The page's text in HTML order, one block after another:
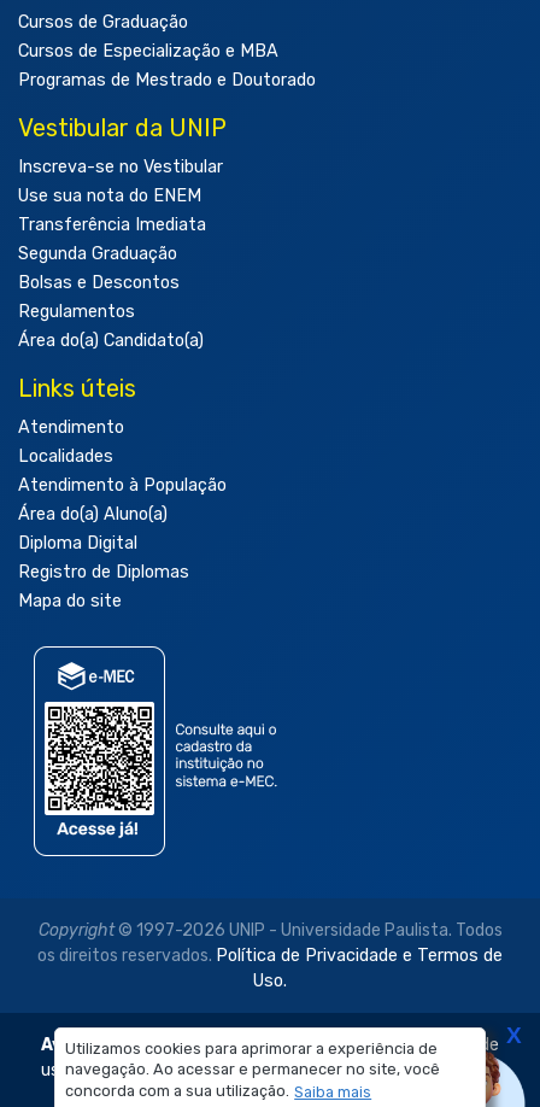
Utilizamos cookies para aprimorar a experiência de
navegação. Ao acessar e permanecer no site, você
concorda com a sua utilização. Saiba mais
Cursos de Graduação
Cursos de Especialização e MBA
Programas de Mestrado e Doutorado
Vestibular da UNIP
Inscreva-se no Vestibular
Use sua nota do ENEM
Transferência Imediata
Segunda Graduação
Bolsas e Descontos
Regulamentos
Área do(a) Candidato(a)
Links úteis
Atendimento
Localidades
Atendimento à População
Área do(a) Aluno(a)
Diploma Digital
Registro de Diplomas
Mapa do site
Copyright© 1997-2026 UNIP - Universidade Paulista. Todos
os direitos reservados. Política de Privacidade e Termos de
Uso.
Aviso Legal: As imagens disponibilizadas neste site são de
uso exclusivo institucional do Sistema de Ensino Objetivo e
da Universidade Paulista – UNIP.
X